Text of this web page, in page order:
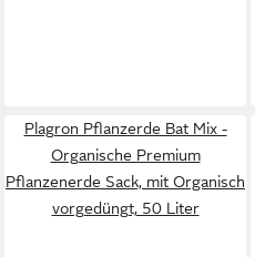
Plagron Pflanzerde Bat Mix -
Organische Premium
Pflanzenerde Sack, mit Organisch
vorgedüngt, 50 Liter